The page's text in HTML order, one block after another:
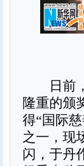
日前，
隆重的颁
得“国际
之一，现
闪，于丹